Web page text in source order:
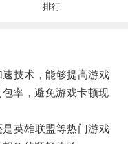
排行
技术，能够提高游戏
率，避免游戏卡顿现
英雄联盟等热门游戏